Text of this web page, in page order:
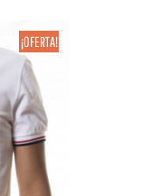
¡OFERTA!